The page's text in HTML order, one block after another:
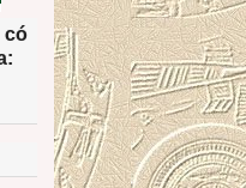
có